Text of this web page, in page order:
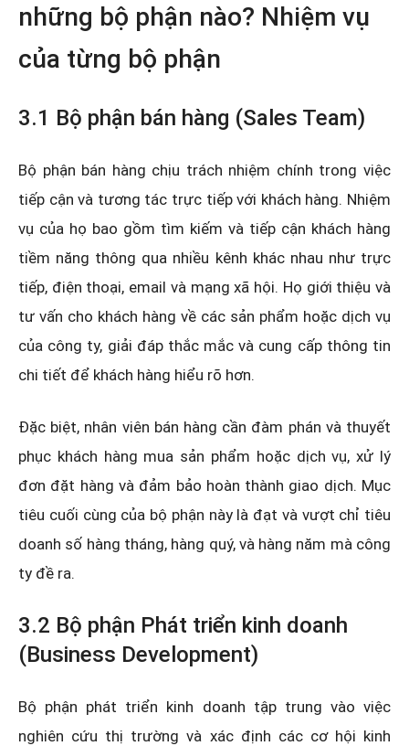
những bộ phận nào? Nhiệm vụ
của từng bộ phận
3.1 Bộ phận bán hàng (Sales Team)
Bộ phận bán hàng chịu trách nhiệm chính trong việc
tiếp cận và tương tác trực tiếp với khách hàng. Nhiệm
vụ của họ bao gồm tìm kiếm và tiếp cận khách hàng
tiềm năng thông qua nhiều kênh khác nhau như trực
tiếp, điện thoại, email và mạng xã hội. Họ giới thiệu và
tư vấn cho khách hàng về các sản phẩm hoặc dịch vụ
của công ty, giải đáp thắc mắc và cung cấp thông tin
chi tiết để khách hàng hiểu rõ hơn.
Đặc biệt, nhân viên bán hàng cần đàm phán và thuyết
phục khách hàng mua sản phẩm hoặc dịch vụ, xử lý
đơn đặt hàng và đảm bảo hoàn thành giao dịch. Mục
tiêu cuối cùng của bộ phận này là đạt và vượt chỉ tiêu
doanh số hàng tháng, hàng quý, và hàng năm mà công
ty đề ra.
3.2 Bộ phận Phát triển kinh doanh
(Business Development)
Bộ phận phát triển kinh doanh tập trung vào việc
nghiên cứu thị trường và xác định các cơ hội kinh